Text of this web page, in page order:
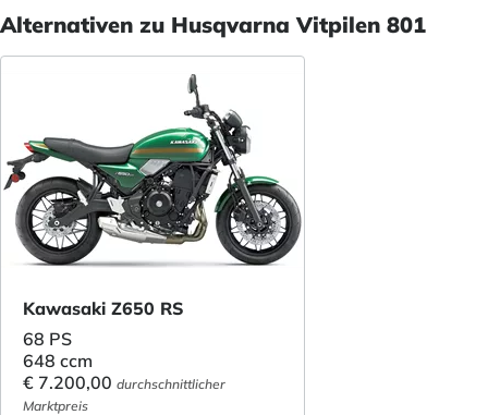
Alternativen zu Husqvarna Vitpilen 801
Kawasaki Z650 RS
68 PS
648 ccm
€ 7.200,00 durchschnittlicher
Marktpreis